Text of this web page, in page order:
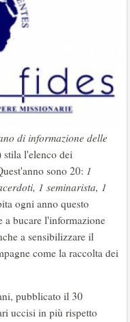
di informazione delle
stila l'elenco dei
sono 20: 1
1 seminarista, 1
ogni anno questo
a bucare l'informazione
a sensibilizzare il
come la raccolta dei
pubblicato il 30
uccisi in più rispetto